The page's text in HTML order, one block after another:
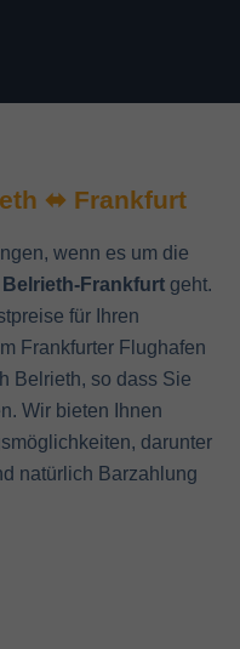
⬌ Frankfurt
wenn es um die
Frankfurt geht.
für Ihren
Frankfurter Flughafen
Belrieth, so dass Sie
Wir bieten Ihnen
darunter
natürlich Barzahlung